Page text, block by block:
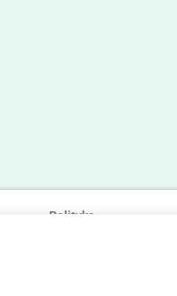
Polityka